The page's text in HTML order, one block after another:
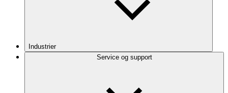
Industrier
Service og support